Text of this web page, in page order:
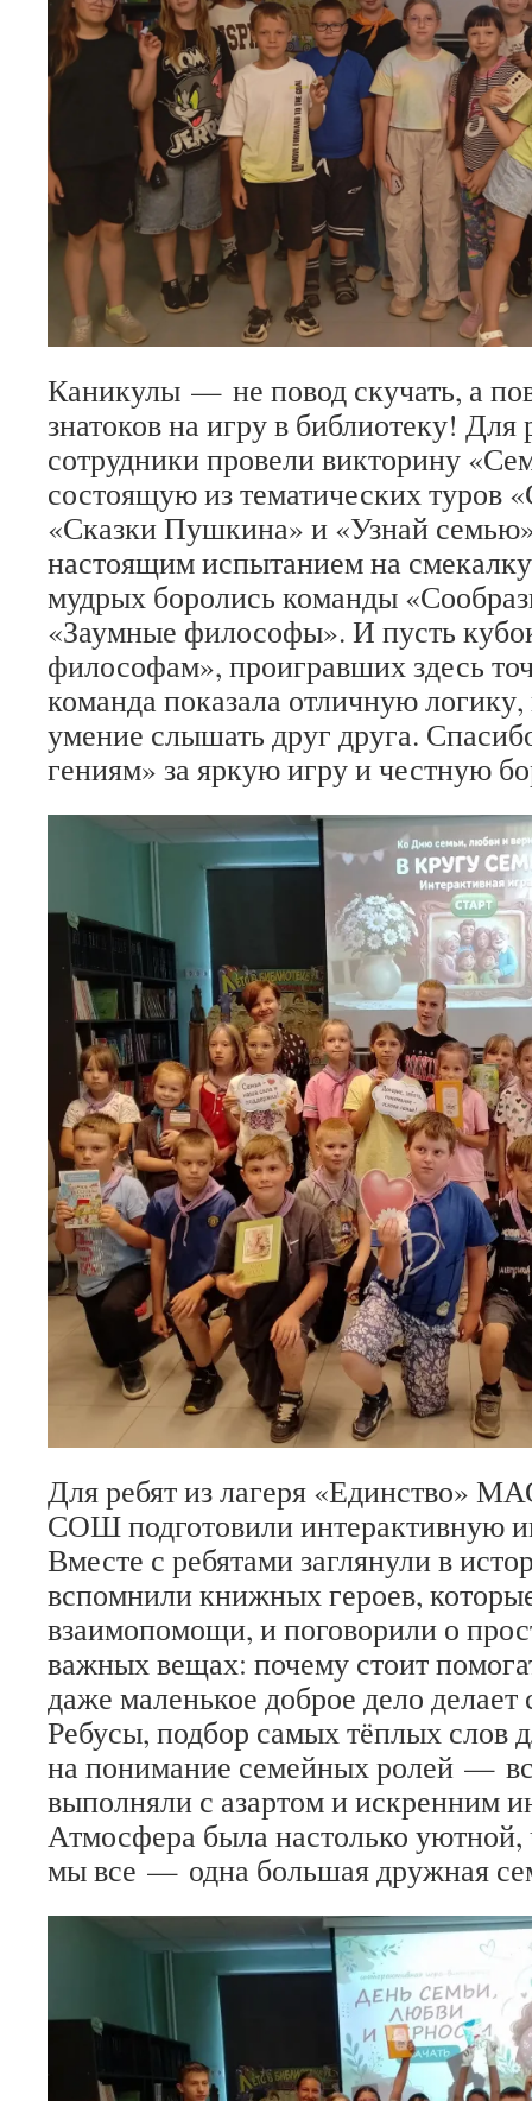
Каникулы — не повод скучать, а
знатоков на игру в библиотеку! Для
сотрудники провели викторину
состоящую из тематических туров
«Сказки Пушкина» и «Узнай
настоящим испытанием на
мудрых боролись команды
«Заумные философы». И пусть
философам», проигравших здесь
команда показала отличную
умение слышать друг друга.
гениям» за яркую игру и честную
Для ребят из лагеря «Единство»
СОШ подготовили интерактивную
Вместе с ребятами заглянули в
вспомнили книжных героев,
взаимопомощи, и поговорили о
важных вещах: почему стоит
даже маленькое доброе дело
Ребусы, подбор самых тёплых слов
на понимание семейных ролей —
выполняли с азартом и искренним
Атмосфера была настолько уютной,
мы все — одна большая дружная